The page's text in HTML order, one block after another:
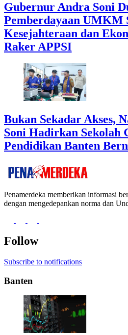
Gubernur Andra Soni
Pemberdayaan UMKM
Kesejahteraan dan
Raker APPSI
Bukan Sekadar Akses,
Soni Hadirkan Sekolah
Pendidikan Banten
Penamerdeka memberikan informasi
dengan mengedepankan norma dan
Follow
Subscribe to notifications
Banten